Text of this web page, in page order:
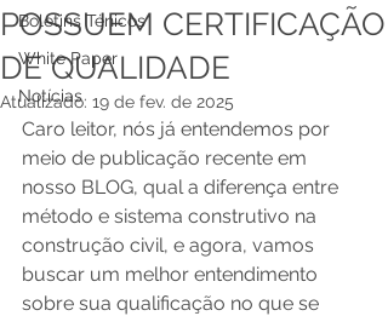
Boletins Ténicos
White Paper
Notícias
POSSUEM CERTIFICAÇÃO
DE QUALIDADE
Atualizado: 19 de fev. de 2025
Caro leitor, nós já entendemos por
meio de publicação recente em
nosso BLOG, qual a diferença entre
método e sistema construtivo na
construção civil, e agora, vamos
buscar um melhor entendimento
sobre sua qualificação no que se